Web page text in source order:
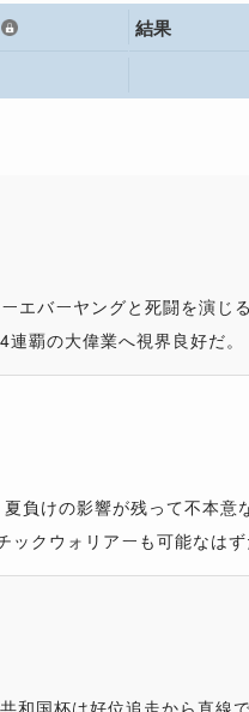
結果
エバーヤングと死闘を演じ
覇の大偉業へ視界良好だ。
負けの影響が残って不本意
クウォリアーも可能なはず
和国杯は好位追走から直線